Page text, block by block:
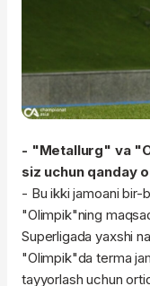
- "Metallurg" va
siz uchun qanday
- Bu ikki jamoani bir-
"Olimpik"ning
Superligada yaxshi
"Olimpik"da terma
tayyorlash uchun